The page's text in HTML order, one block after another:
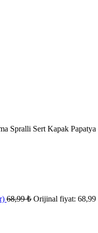
Spralli Sert Kapak
68,99₺ Orijinal fiyat: 68,99